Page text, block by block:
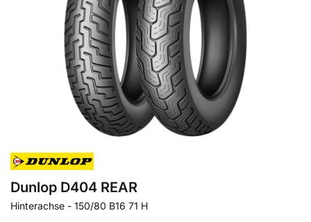
Dunlop D404 REAR
Hinterachse - 150/80 B16 71 H